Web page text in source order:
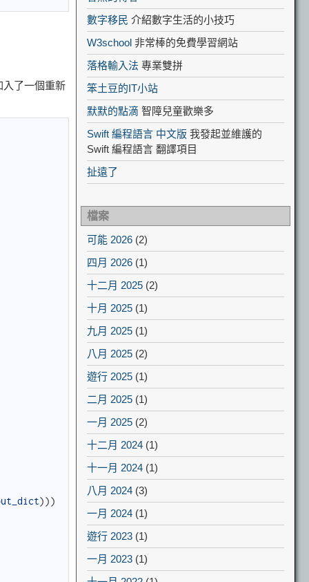
入了一個重新
)))
數字移民 介紹數字生活的小技巧
W3school 非常棒的免費學習網站
落格輸入法 專業雙拼
笨土豆的IT小站
默默的點滴 智障兒童歡樂多
Swift 編程語言 中文版 我發起並維護的
Swift 編程語言 翻譯項目
扯遠了
檔案
可能 2026 (2)
四月 2026 (1)
十二月 2025 (2)
十月 2025 (1)
九月 2025 (1)
八月 2025 (2)
遊行 2025 (1)
二月 2025 (1)
一月 2025 (2)
十二月 2024 (1)
十一月 2024 (1)
八月 2024 (3)
一月 2024 (1)
遊行 2023 (1)
一月 2023 (1)